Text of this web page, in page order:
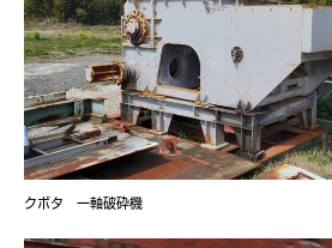
クボタ 一軸破砕機